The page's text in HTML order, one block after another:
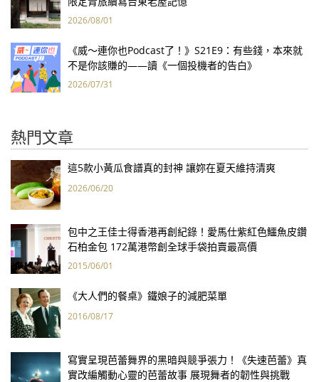
2026/08/01
《威～連你也Podcast了！》S21E9：有些錢，本來就
不是你該賺的——讀《一個投機者的告白》
2026/07/31
熱門文章
這5款小黃瓜食譜真的封神 讓妳在夏天維持清爽
2026/06/20
包中之王佳士得香港再創紀錄！愛馬仕紫紅色鱷魚皮鑽
石柏金包 172萬港幣創全球手袋拍賣最高價
2015/06/01
《大人們的餐桌》鐵娘子的減肥菜單
2016/08/17
寫實呈現芭蕾舞界的黑暗與競爭張力！《失速芭蕾》真
實改編觸動心靈的芭蕾故事 展現舞者的韌性與挑戰